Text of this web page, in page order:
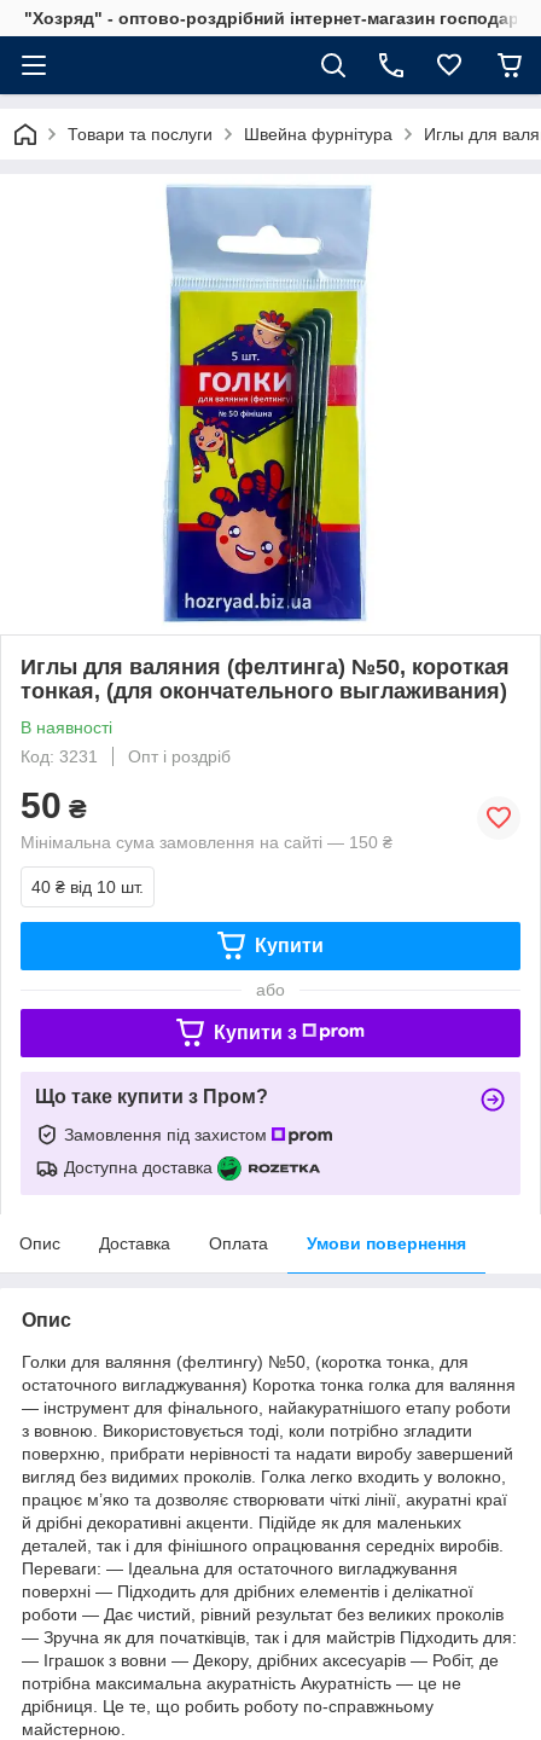
"Хозряд" - оптово-роздрібний інтернет-магазин
Товари та послуги Швейна фурнітура Иглы для
Иглы для валяния (фелтинга) №50, короткая
тонкая, (для окончательного выглаживания)
В наявності
Код: 3231
Опт і роздріб
50 ₴
Мінімальна сума замовлення на сайті — 150 ₴
40 ₴ від 10 шт.
Купити
або
Купити з
Що таке купити з Пром?
Замовлення під захистом
Доступна доставка
Опис Доставка Оплата Умови повернення
Опис
Голки для валяння (фелтингу) №50, (коротка тонка, для
остаточного вигладжування) Коротка тонка голка для валяння
— інструмент для фінального, найакуратнішого етапу роботи
з вовною. Використовується тоді, коли потрібно згладити
поверхню, прибрати нерівності та надати виробу завершений
вигляд без видимих проколів. Голка легко входить у волокно,
працює м’яко та дозволяє створювати чіткі лінії, акуратні краї
й дрібні декоративні акценти. Підійде як для маленьких
деталей, так і для фінішного опрацювання середніх виробів.
Переваги: — Ідеальна для остаточного вигладжування
поверхні — Підходить для дрібних елементів і делікатної
роботи — Дає чистий, рівний результат без великих проколів
— Зручна як для початківців, так і для майстрів Підходить для:
— Іграшок з вовни — Декору, дрібних аксесуарів — Робіт, де
потрібна максимальна акуратність Акуратність — це не
дрібниця. Це те, що робить роботу по-справжньому
майстерною.